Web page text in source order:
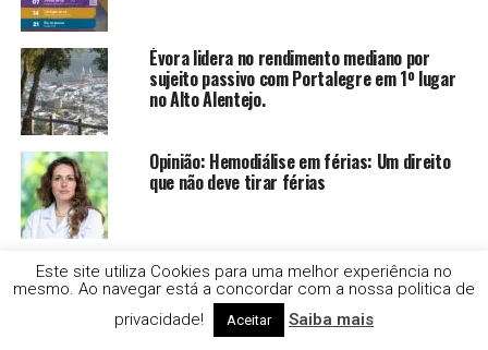
Évora lidera no rendimento mediano por
sujeito passivo com Portalegre em 1º lugar
no Alto Alentejo.
Opinião: Hemodiálise em férias: Um direito
que não deve tirar férias
Opinião: Hepatites: prevenir, diagnosticar e
tratar
Este site utiliza Cookies para uma melhor experiência no
mesmo. Ao navegar está a concordar com a nossa politica de
privacidade!
Aceitar Saiba mais